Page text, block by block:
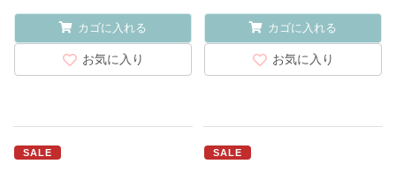
カゴに入れる
お気に入り
カゴに入れる
お気に入り
SALE SALE